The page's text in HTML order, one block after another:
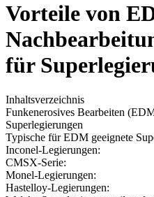
Vorteile von
für
Inhaltsverzeichnis
Funkenerosives Bearbeiten
Superlegierungen
Typische für EDM geeignete
Inconel-Legierungen:
CMSX-Serie:
Monel-Legierungen:
Hastelloy-Legierungen: